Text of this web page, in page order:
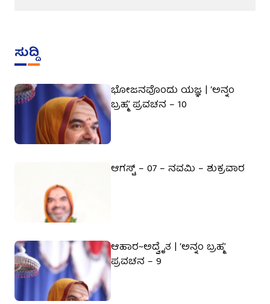
ಸುದ್ದಿ
ಭೋಜನವೊಂದು ಯಜ್ಞ | ‘ಅನ್ನಂ
ಬ್ರಹ್ಮ’ ಪ್ರವಚನ – 10
ಆಗಸ್ಟ್ – 07 – ನವಮಿ – ಶುಕ್ರವಾರ
ಆಹಾರ~ಅದ್ವೈತ | ‘ಅನ್ನಂ ಬ್ರಹ್ಮ’
ಪ್ರವಚನ – 9